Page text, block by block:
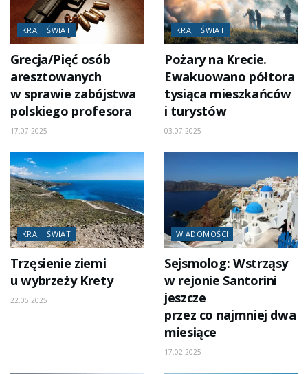
KRAJ I ŚWIAT
Grecja/Pięć osób
aresztowanych
w sprawie zabójstwa
polskiego profesora
17.07.2025
KRAJ I ŚWIAT
Pożary na Krecie.
Ewakuowano półtora
tysiąca mieszkańców
i turystów
03.07.2025
KRAJ I ŚWIAT
Trzęsienie ziemi
u wybrzeży Krety
22.05.2025
WIADOMOŚCI
Sejsmolog: Wstrząsy
w rejonie Santorini
jeszcze
przez co najmniej dwa
miesiące
17.02.2025